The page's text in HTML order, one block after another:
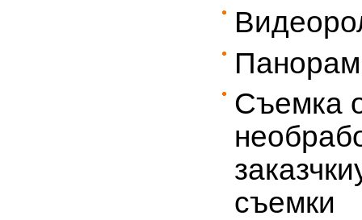
Съемка
съемки